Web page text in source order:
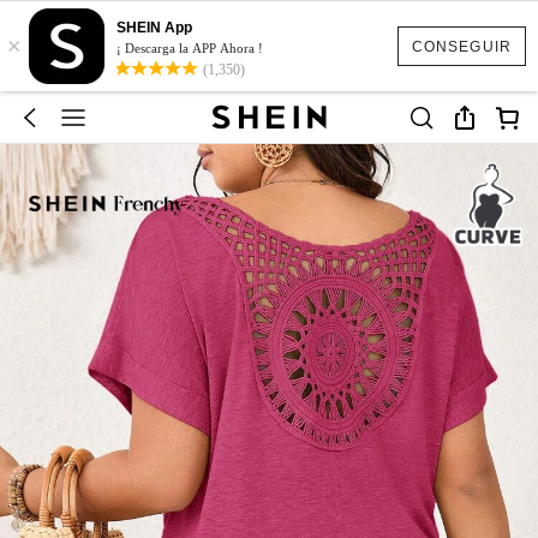
CONSEGUIR
×
SHEIN App
¡ Descarga la APP Ahora !
(1,350)